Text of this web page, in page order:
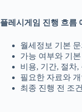
플레시게임 진행 흐름
월세정보 기본
가능 여부와 기
비용, 기간, 절차,
필요한 자료와
최종 진행 전 조